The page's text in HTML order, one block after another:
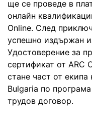
ще се проведе в
онлайн
Online. След
успешно издържан
Удостоверение за
сертификат от ARC
стане част от
Bulgaria по
трудов договор.